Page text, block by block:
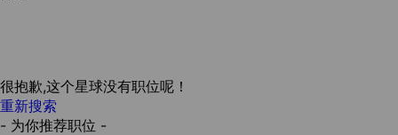
很抱歉,这个星球没有职位呢！
重新搜索
- 为你推荐职位 -